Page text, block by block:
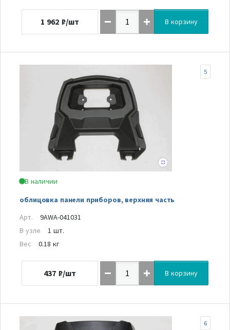
1 962 ₽/шт В корзину
В наличии
облицовка панели приборов, верхняя часть
5
Арт.
9AWA-041031
В узле
1 шт.
Вес
0.18 кг
437 ₽/шт В корзину
6